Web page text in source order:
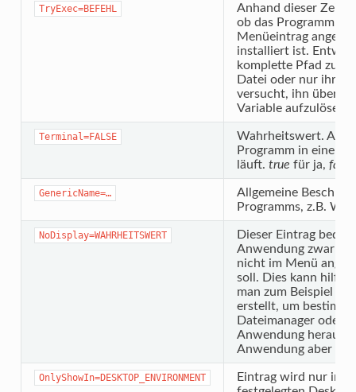
TryExec=BEFEHL
Anhand dieser Zeile
ob das Programm,
Menüeintrag
installiert ist.
komplette Pfad zur
Datei oder nur ihr
versucht, ihn über
Variable aufzulösen).
Terminal=FALSE
Wahrheitswert.
Programm in einem
läuft. true für ja, false
GenericName=…
Allgemeine
Programms, z.B.
NoDisplay=WAHRHEITSWERT
Dieser Eintrag
Anwendung zwar
nicht im Menü
soll. Dies kann
man zum Beispiel
erstellt, um
Dateimanager oder
Anwendung heraus
Anwendung aber
OnlyShowIn=DESKTOP_ENVIRONMENT
Eintrag wird nur im